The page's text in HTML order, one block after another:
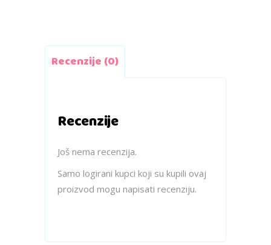
Recenzije (0)
Recenzije
Još nema recenzija.
Samo logirani kupci koji su kupili ovaj
proizvod mogu napisati recenziju.